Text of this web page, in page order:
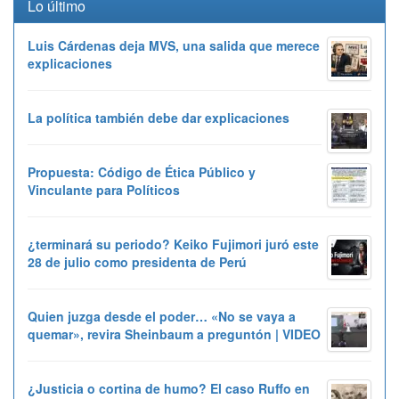
Lo último
Luis Cárdenas deja MVS, una salida que merece
explicaciones
La política también debe dar explicaciones
Propuesta: Código de Ética Público y
Vinculante para Políticos
¿terminará su periodo? Keiko Fujimori juró este
28 de julio como presidenta de Perú
Quien juzga desde el poder… «No se vaya a
quemar», revira Sheinbaum a preguntón | VIDEO
¿Justicia o cortina de humo? El caso Ruffo en